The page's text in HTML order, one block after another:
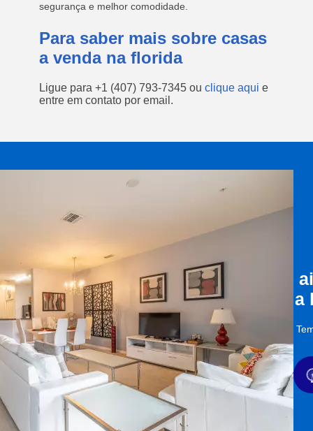
segurança e melhor comodidade.
Para saber mais sobre casas
a venda na florida
Ligue para +1 (407) 793-7345 ou clique aqui e
entre em contato por email.
a